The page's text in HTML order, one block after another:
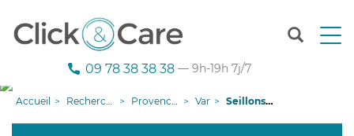
T
n
09 78 38 38 38 — 9h-19h 7j/7
Accueil Recherche aide à domicile Provence-Alpes-Côte d'Azur Var Seillons-Source-d'Argens